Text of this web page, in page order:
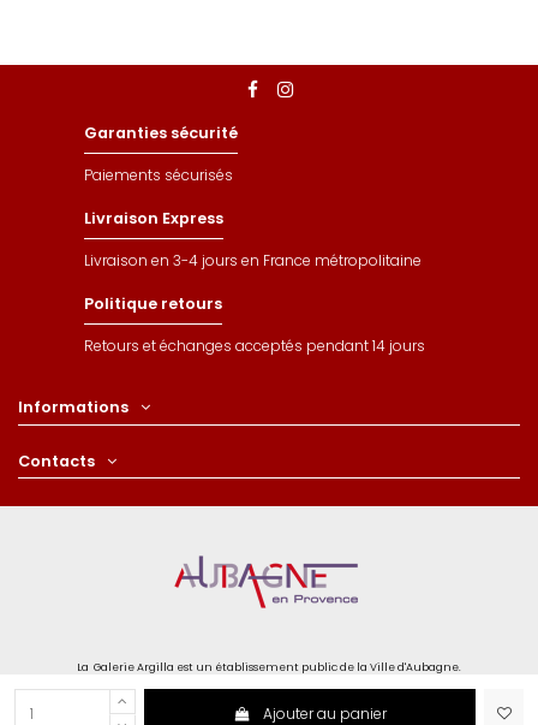
Ajouter au panier
Garanties sécurité
Paiements sécurisés
Livraison Express
Livraison en 3-4 jours en France métropolitaine
Politique retours
Retours et échanges acceptés pendant 14 jours
Informations
Contacts
La Galerie Argilla est un établissement public de la Ville d'Aubagne.